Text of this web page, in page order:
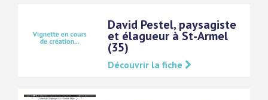
David Pestel, paysagiste
et élagueur à St-Armel
(35)
Découvrir la fiche